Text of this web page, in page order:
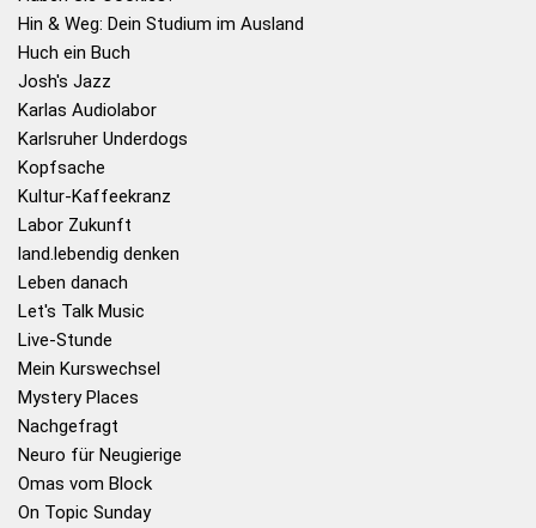
Hin & Weg: Dein Studium im Ausland
Huch ein Buch
Josh's Jazz
Karlas Audiolabor
Karlsruher Underdogs
Kopfsache
Kultur-Kaffeekranz
Labor Zukunft
land.lebendig denken
Leben danach
Let's Talk Music
Live-Stunde
Mein Kurswechsel
Mystery Places
Nachgefragt
Neuro für Neugierige
Omas vom Block
On Topic Sunday